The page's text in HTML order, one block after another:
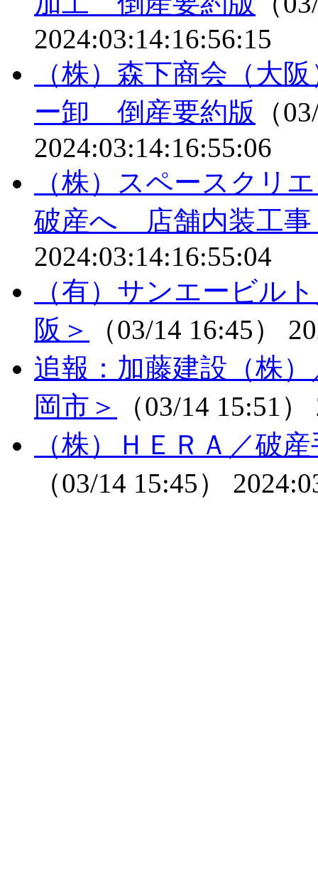
2024:03:14:16:56:15
（株）森下商会（大
ー卸 倒産要約版 （
2024:03:14:16:55:06
（株）スペースクリ
破産へ 店舗内装工
2024:03:14:16:55:04
（有）サンエービル
阪＞
（03/14 16:45）
追報：加藤建設（株
岡市＞
（03/14 15:51）
（株）ＨＥＲＡ／破
（03/14 15:45）